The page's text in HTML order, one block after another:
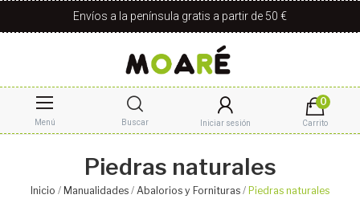
Envíos a la península gratis a partir de 50 €
Menú Buscar Iniciar sesión
0
Carrito
Piedras naturales
Inicio Manualidades Abalorios y Fornituras Piedras naturales